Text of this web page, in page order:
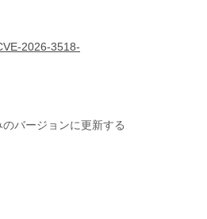
2026-3518-
バージョンに更新する